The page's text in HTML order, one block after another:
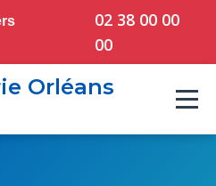
02 38 00 00
00
Orléans